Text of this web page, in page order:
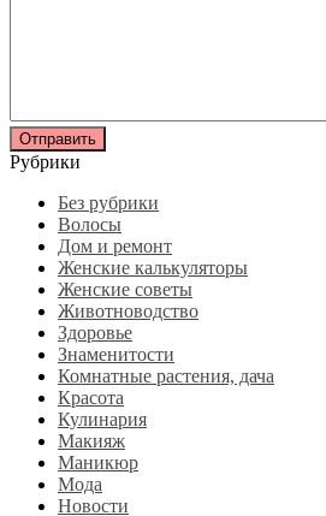
Рубрики
Без рубрики
Волосы
Дом и ремонт
Женские калькуляторы
Женские советы
Животноводство
Здоровье
Знаменитости
Комнатные растения, дача
Красота
Кулинария
Макияж
Маникюр
Мода
Новости